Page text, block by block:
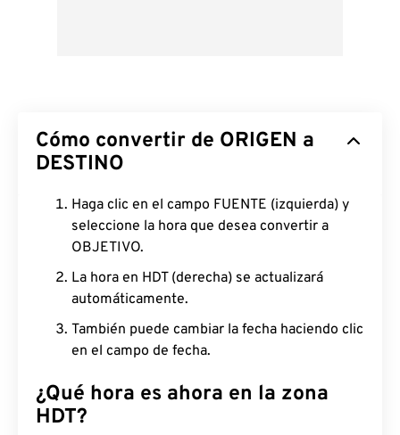
Cómo convertir de ORIGEN a
DESTINO
Haga clic en el campo FUENTE (izquierda) y
seleccione la hora que desea convertir a
OBJETIVO.
La hora en HDT (derecha) se actualizará
automáticamente.
También puede cambiar la fecha haciendo clic
en el campo de fecha.
¿Qué hora es ahora en la zona
HDT?